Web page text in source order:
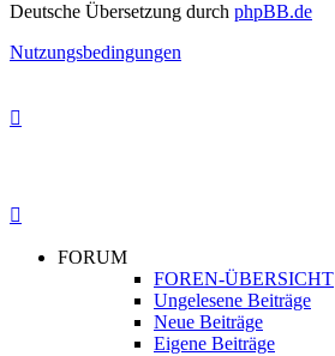
Deutsche Übersetzung durch phpBB.de
Nutzungsbedingungen
FORUM
FOREN-ÜBERSICHT
Ungelesene Beiträge
Neue Beiträge
Eigene Beiträge